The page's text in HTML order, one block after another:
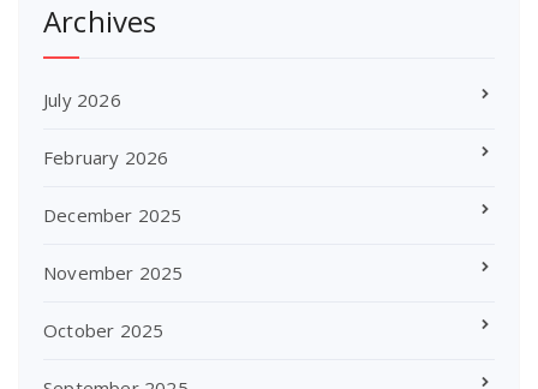
Archives
July 2026
February 2026
December 2025
November 2025
October 2025